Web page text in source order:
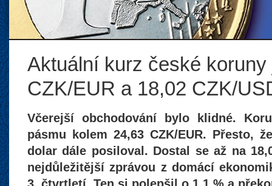
Aktuální kurz české koruny
CZK/EUR a 18,02 CZK/
Včerejší obchodování bylo klidné.
pásmu kolem 24,63 CZK/EUR. Přesto,
dolar dále posiloval. Dostal se až na
nejdůležitější zprávou z domácí